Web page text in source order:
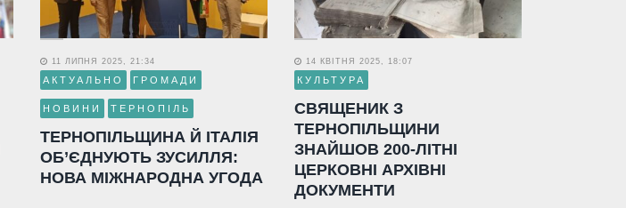
11 ЛИПНЯ 2025, 21:34
АКТУАЛЬНО ГРОМАДИ
НОВИНИ ТЕРНОПІЛЬ
ТЕРНОПІЛЬЩИНА Й ІТАЛІЯ
ОБ’ЄДНУЮТЬ ЗУСИЛЛЯ:
НОВА МІЖНАРОДНА УГОДА
14 КВІТНЯ 2025, 18:07
КУЛЬТУРА
СВЯЩЕНИК З
ТЕРНОПІЛЬЩИНИ
ЗНАЙШОВ 200-ЛІТНІ
ЦЕРКОВНІ АРХІВНІ
ДОКУМЕНТИ